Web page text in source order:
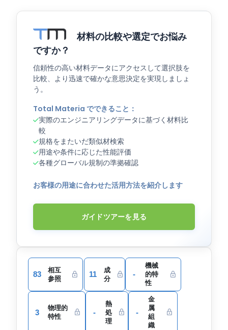
材料の比較や選定でお悩み
ですか？
信頼性の高い材料データにアクセスして選択肢を
比較、より迅速で確かな意思決定を実現しましょ
う。
Total Materia でできること：
実際のエンジニアリングデータに基づく材料比
較
規格をまたいだ類似材検索
用途や条件に応じた性能評価
各種グローバル規制の準拠確認
お客様の用途に合わせた活用方法を紹介します
ガイドツアーを見る
83
相互
参照
11
成
分
-
機械
的特
性
3
物理的
特性
-
熱
処
理
-
金
属
組
織